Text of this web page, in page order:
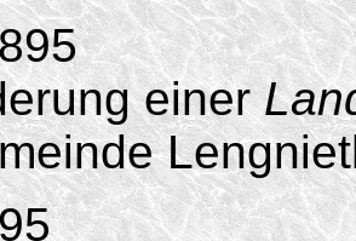
einer